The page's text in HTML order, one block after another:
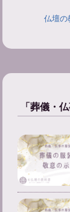
仏壇の
「葬儀・